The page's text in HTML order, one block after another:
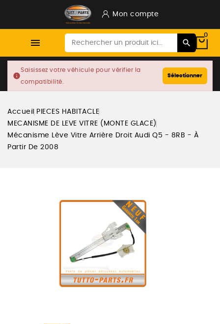
Mon compte

0
info
Saisissez votre véhicule pour vérifier la
compatibilité.
Sélectionner
Accueil
PIECES HABITACLE
MECANISME DE LEVE VITRE (MONTE GLACE)
Mécanisme Lève Vitre Arrière Droit Audi Q5 - 8RB - À
Partir De 2008